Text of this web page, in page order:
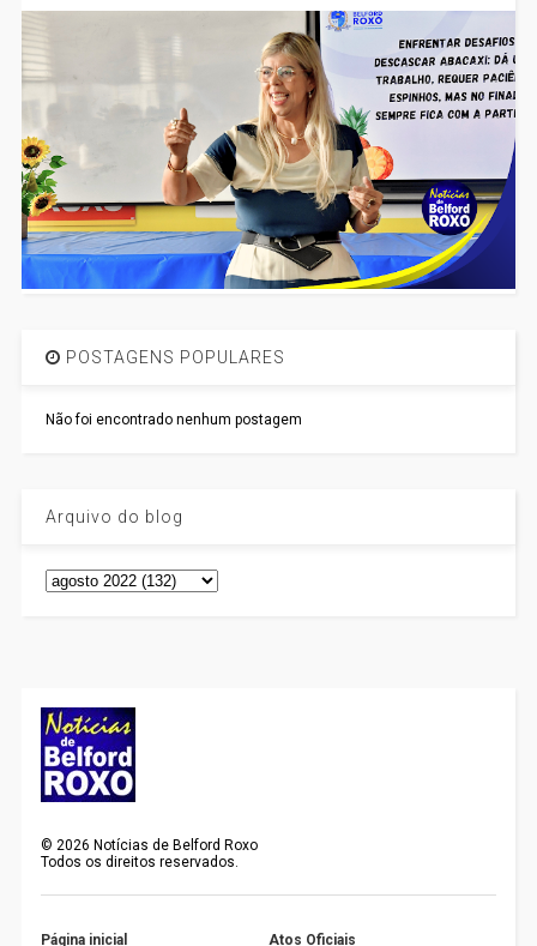
POSTAGENS POPULARES
Não foi encontrado nenhum postagem
Arquivo do blog
©2026 Notícias de Belford Roxo
Todos os direitos reservados.
Página inicial Atos Oficiais